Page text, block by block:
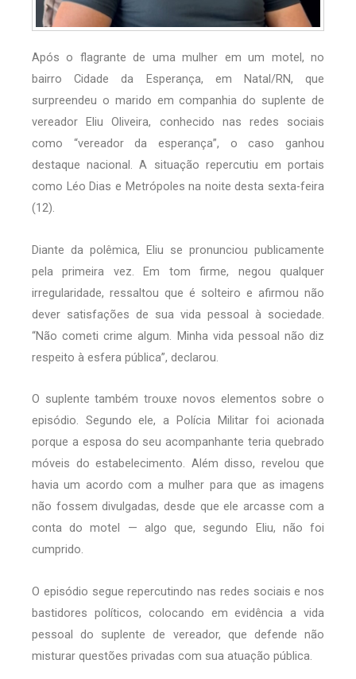
Após o flagrante de uma mulher em um motel, no
bairro Cidade da Esperança, em Natal/RN, que
surpreendeu o marido em companhia do suplente de
vereador Eliu Oliveira, conhecido nas redes sociais
como “vereador da esperança”, o caso ganhou
destaque nacional. A situação repercutiu em portais
como Léo Dias e Metrópoles na noite desta sexta-feira
(12).
Diante da polêmica, Eliu se pronunciou publicamente
pela primeira vez. Em tom firme, negou qualquer
irregularidade, ressaltou que é solteiro e afirmou não
dever satisfações de sua vida pessoal à sociedade.
“Não cometi crime algum. Minha vida pessoal não diz
respeito à esfera pública”, declarou.
O suplente também trouxe novos elementos sobre o
episódio. Segundo ele, a Polícia Militar foi acionada
porque a esposa do seu acompanhante teria quebrado
móveis do estabelecimento. Além disso, revelou que
havia um acordo com a mulher para que as imagens
não fossem divulgadas, desde que ele arcasse com a
conta do motel — algo que, segundo Eliu, não foi
cumprido.
O episódio segue repercutindo nas redes sociais e nos
bastidores políticos, colocando em evidência a vida
pessoal do suplente de vereador, que defende não
misturar questões privadas com sua atuação pública.